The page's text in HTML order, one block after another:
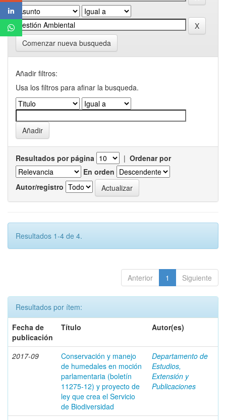
Comenzar nueva busqueda
Añadir filtros:
Usa los filtros para afinar la busqueda.
Resultados por página | Ordenar por
En orden
Autor/registro
Resultados 1-4 de 4.
Anterior 1 Siguiente
Resultados por ítem:
Fecha de
publicación
Título Autor(es)
2017-09
Conservación y manejo
de humedales en moción
parlamentaria (boletín
11275-12) y proyecto de
ley que crea el Servicio
de Biodiversidad
Departamento de
Estudios,
Extensión y
Publicaciones